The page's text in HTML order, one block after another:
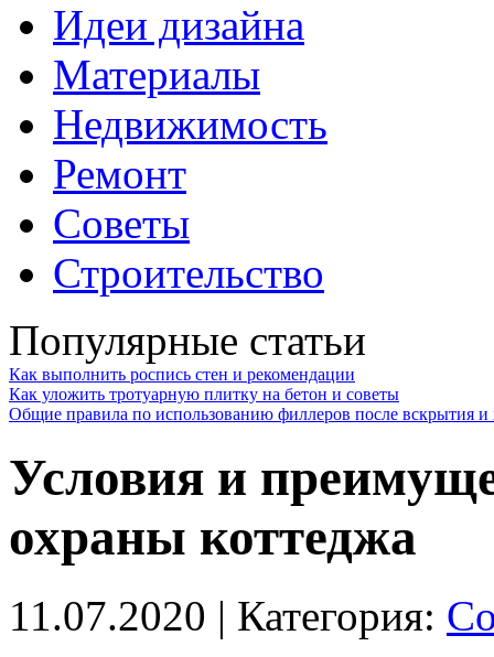
Идеи дизайна
Материалы
Недвижимость
Ремонт
Советы
Строительство
Популярные статьи
Как выполнить роспись стен и рекомендации
Как уложить тротуарную плитку на бетон и советы
Общие правила по использованию филлеров после вскрытия и
Условия и
охраны коттеджа
11.07.2020 | Категория: